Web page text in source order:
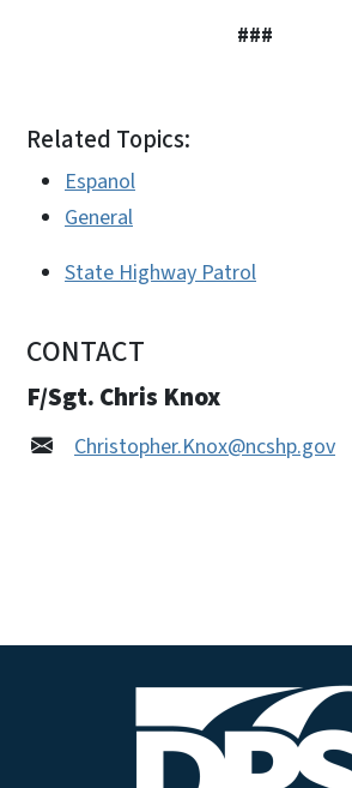
###
Related Topics:
Espanol
General
State Highway Patrol
CONTACT
F/Sgt. Chris Knox
Christopher.Knox@ncshp.gov